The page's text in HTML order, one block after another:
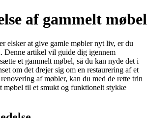
af gammelt møbel
elsker at give gamle møbler nyt liv, er du
Denne artikel vil guide dig igennem
et gammelt møbel, så du kan nyde det i
om det drejer sig om en restaurering af et
af møbler, kan du med de rette trin
møbel til et smukt og funktionelt stykke